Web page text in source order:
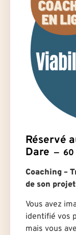
Réservé
Dare
60
Coaching –
de son projet
Vous avez
identifié vos
mais vous